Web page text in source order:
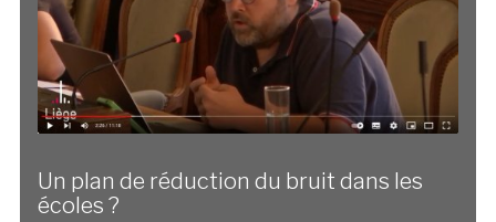
Un plan de réduction du bruit dans les
écoles ?